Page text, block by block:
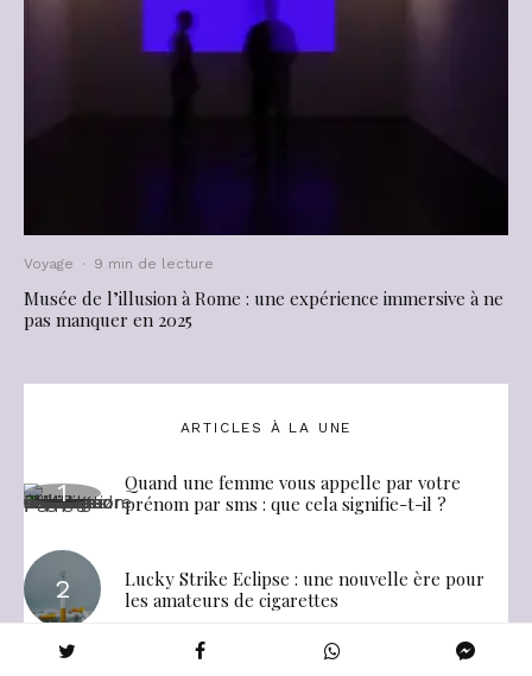
Voyage · 9 min de lecture
Musée de l’illusion à Rome : une expérience immersive à ne
pas manquer en 2025
ARTICLES À LA UNE
Quand une femme vous appelle par votre
prénom par sms : que cela signifie-t-il ?
Lucky Strike Eclipse : une nouvelle ère pour
les amateurs de cigarettes